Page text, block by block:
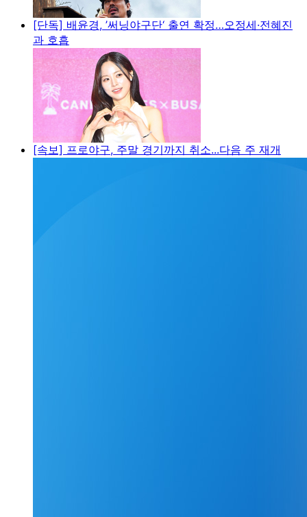
[단독] 배윤경, ’써닝야구단‘ 출연 확정…오정세·전혜진
과 호흡
[속보] 프로야구, 주말 경기까지 취소...다음 주 재개